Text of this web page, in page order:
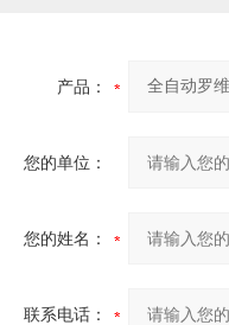
产品：
您的单位：
您的姓名：
联系电话：